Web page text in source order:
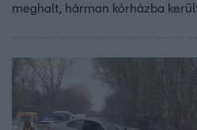
meghalt, hárman kórházba
volt a falunak.